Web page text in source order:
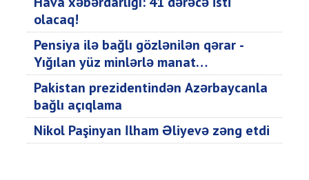
olacaq!
Pensiya ilə bağlı gözlənilən qərar -
Yığılan yüz minlərlə manat…
Pakistan prezidentindən Azərbaycanla
bağlı açıqlama
Nikol Paşinyan İlham Əliyevə zəng etdi